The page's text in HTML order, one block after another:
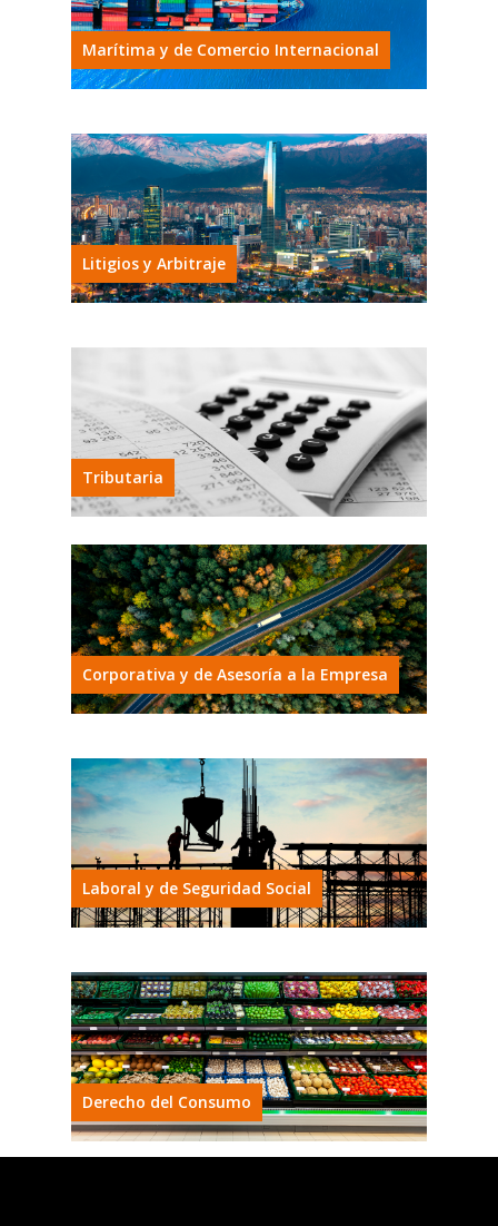
Marítima y de Comercio Internacional
Litigios y Arbitraje
Tributaria
Corporativa y de Asesoría a la Empresa
Laboral y de Seguridad Social
Derecho del Consumo